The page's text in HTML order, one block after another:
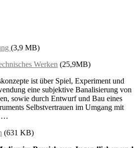
(3,9 MB)
Werken (25,9MB)
ist über Spiel, Experiment und
eine subjektive Banalisierung von
sowie durch Entwurf und Bau eines
Selbstvertrauen im Umgang mit
…
(631 KB)